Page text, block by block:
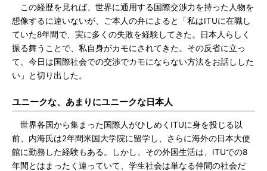
この経歴を見れば、世界に通用する国際交渉力を持った人物を
想像するに違いないが、ご本人の弁によると「私はITUに在職し
ていた8年間で、実に多くの失敗を経験してきた。日本人らしく
振る舞うことで、私自身がカモにされてきた。その反省に立っ
て、今日は国際社会での交渉でカモにならない方法をお話しした
い」と切り出した。
ユニークな、あまりにユニークな日本人
世界各国から集まった国際人がひしめくITUに身を投じる以
前、内海氏は2年間米国大学院に留学し、さらに海外の日本大使
館に勤務した経験もある。しかし、その外国生活は、ITUでの8
年間とはまったく違っていて、学生社会は単なる仲間の社会だ